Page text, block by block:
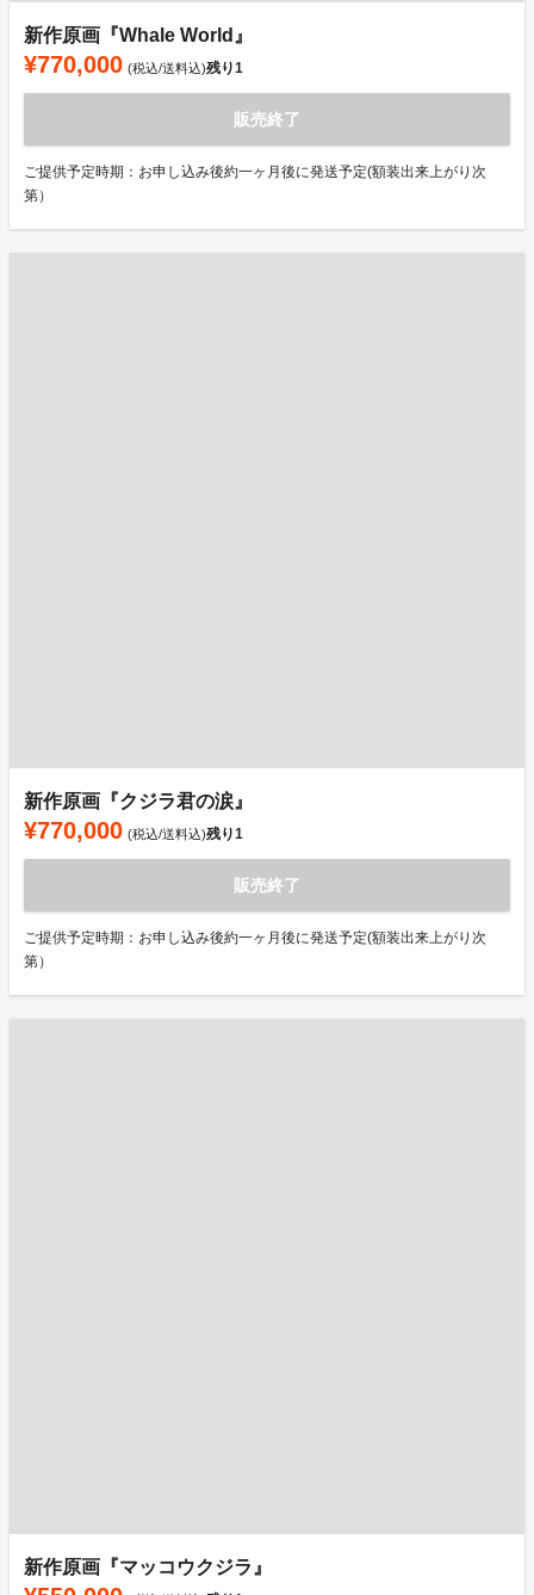
新作原画『Whale World』
¥770,000 (税込/送料込)残り1
販売終了
ご提供予定時期：お申し込み後約一ヶ月後に発送予定(額装出来上がり次
第）
新作原画『クジラ君の涙』
¥770,000 (税込/送料込)残り1
販売終了
ご提供予定時期：お申し込み後約一ヶ月後に発送予定(額装出来上がり次
第）
新作原画『マッコウクジラ』